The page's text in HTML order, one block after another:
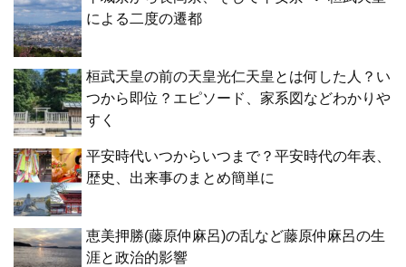
による二度の遷都
桓武天皇の前の天皇光仁天皇とは何した人？い
つから即位？エピソード、家系図などわかりや
すく
平安時代いつからいつまで？平安時代の年表、
歴史、出来事のまとめ簡単に
恵美押勝(藤原仲麻呂)の乱など藤原仲麻呂の生
涯と政治的影響